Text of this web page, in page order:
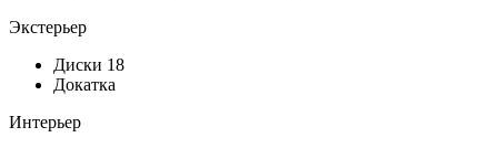
Экстерьер
Диски 18
Докатка
Интерьер